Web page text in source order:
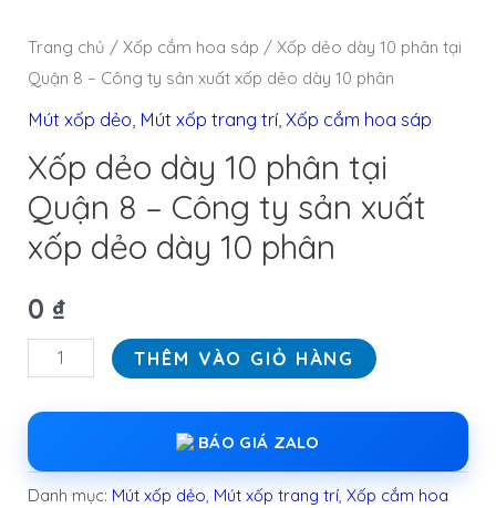
Trang chủ /Xốp cắm hoa sáp / Xốp dẻo dày 10 phân tại
Quận 8 – Công ty sản xuất xốp dẻo dày 10 phân
Mút xốp dẻo, Mút xốp trang trí,Xốp cắm hoa sáp
Xốp dẻo dày 10 phân tại
Quận 8 – Công ty sản xuất
xốp dẻo dày 10 phân
0 ₫
THÊM VÀO GIỎ HÀNG
BÁO GIÁ ZALO
Danh mục: Mút xốp dẻo, Mút xốp trang trí,Xốp cắm hoa